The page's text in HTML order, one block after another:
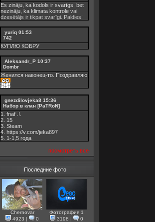
Es zināju, ka kodols ir svarīgs, bet
nezināju, ka klimata kontrole vai
dzesētājs ir tikpat svarīgi. Paldies!
yuriq 01:53
742
КУПЛЮ КОБРУ
Aleksandr_P 10:37
Dombr
Женился наконец-то. Поздравляю
gnezdilovjeka8 15:36
Набор в клан [PaTRoN]
1. fnaf .!.
2. 15
3. Steam
4. https://v.com/jeka897
5. 1-1,5 годa
посмотреть все
Последние фото
Chernovar
4923 | 0
Фотография 1
3198 | 0